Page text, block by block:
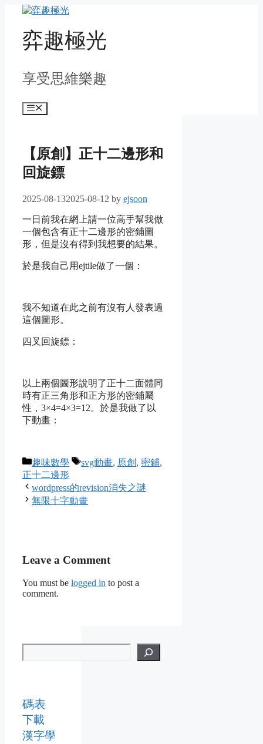
content弈趣極光
享受思維樂趣
Menu
【原創】正十二邊形和
回旋鏢
2025-08-132025-08-12 by ejsoon
一日前我在網上請一位高手幫我做
一個包含有正十二邊形的密鋪圖
形，但是沒有得到我想要的結果。
於是我自己用ejtile做了一個：
我不知道在此之前有沒有人發表過
這個圖形。
四叉回旋鏢：
以上兩個圖形說明了正十二面體同
時有正三角形和正方形的密鋪屬
性， 3×4=4×3=12。於是我做了以
下動畫：
Categories
趣味數學 Tags
svg動畫, 原創 , 密鋪,
正十二邊形
wordpress的revision消失之謎
無限十字動畫
Leave a Comment
You must be logged in to post a
comment.
碼表
下載
漢字學